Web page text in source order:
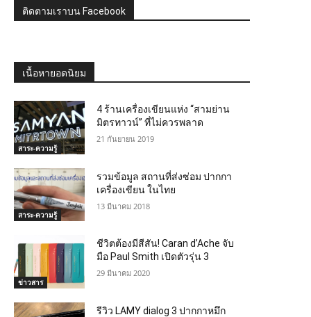
ติดตามเราบน Facebook
เนื้อหายอดนิยม
สาระ-ความรู้
4 ร้านเครื่องเขียนแห่ง “สามย่าน
มิตรทาวน์” ที่ไม่ควรพลาด
21 กันยายน 2019
สาระ-ความรู้
รวมข้อมูล สถานที่ส่งซ่อม ปากกา
เครื่องเขียน ในไทย
13 มีนาคม 2018
ข่าวสาร
ชีวิตต้องมีสีสัน! Caran d’Ache จับ
มือ Paul Smith เปิดตัวรุ่น 3
29 มีนาคม 2020
รีวิว LAMY dialog 3 ปากกาหมึก